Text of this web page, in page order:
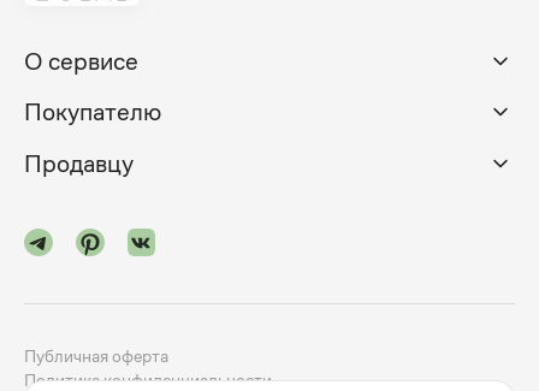
О сервисе
Покупателю
Продавцу
Публичная оферта
Политика конфиденциальности